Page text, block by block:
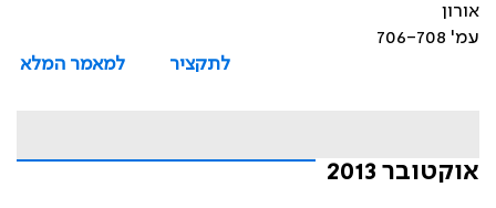
אורון
עמ' 706-708
לתקציר
למאמר המלא
אוקטובר 2013